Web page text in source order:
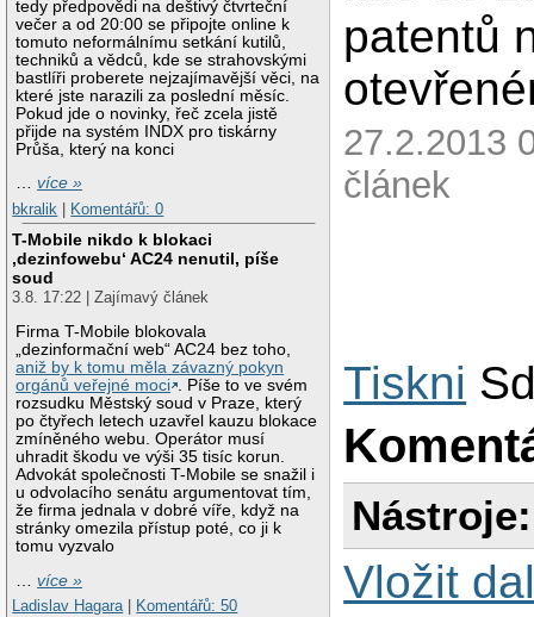
tedy předpovědi na deštivý čtvrteční
večer a od 20:00 se připojte online k
tomuto neformálnímu setkání kutilů,
techniků a vědců, kde se strahovskými
bastlíři proberete nejzajímavější věci, na
které jste narazili za poslední měsíc.
Pokud jde o novinky, řeč zcela jistě
přijde na systém INDX pro tiskárny
Průša, který na konci
…více »
bkralik | Komentářů: 0
T-Mobile nikdo k blokaci
‚dezinfowebu‘ AC24 nenutil, píše
soud
3.8. 17:22 | Zajímavý článek
Firma T-Mobile blokovala
„dezinformační web“ AC24 bez toho,
aniž by k tomu měla závazný pokyn
orgánů veřejné moci
. Píše to ve svém
rozsudku Městský soud v Praze, který
po čtyřech letech uzavřel kauzu blokace
zmíněného webu. Operátor musí
uhradit škodu ve výši 35 tisíc korun.
Advokát společnosti T-Mobile se snažil i
u odvolacího senátu argumentovat tím,
že firma jednala v dobré víře, když na
stránky omezila přístup poté, co ji k
tomu vyzvalo
…více »
Ladislav Hagara| Komentářů: 50
patentů
27.2.2013
článek
Tiskni
Nástroje:
Vložit